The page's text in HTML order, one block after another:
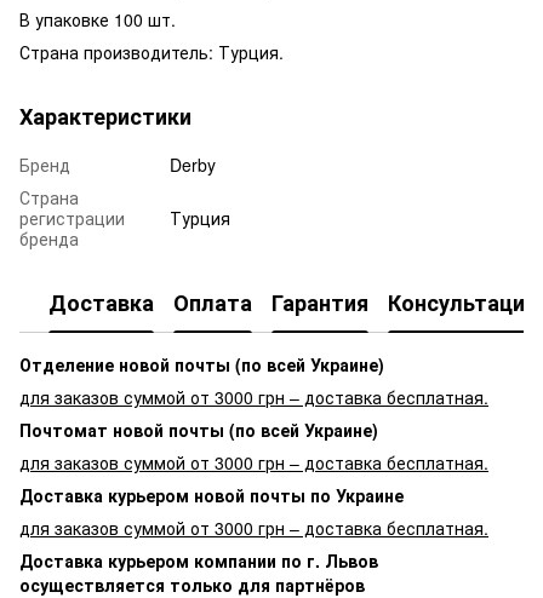
В упаковке 100 шт.
Страна производитель: Турция.
Характеристики
Бренд
Derby
Страна
регистрации
бренда
Турция
Доставка Оплата Гарантия Консультация
Отделение новой почты (по всей Украине)
для заказов суммой от 3000 грн – доставка бесплатная.
Почтомат новой почты (по всей Украине)
для заказов суммой от 3000 грн – доставка бесплатная.
Доставка курьером новой почты по Украине
для заказов суммой от 3000 грн – доставка бесплатная.
Доставка курьером компании по г. Львов
осуществляется только для партнёров